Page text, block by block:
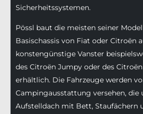
Sicherheitssystemen.
Pössl baut die meisten seiner
Basischassis von Fiat oder Citroën
konstengünstige Vanster
des Citroën Jumpy oder des
erhältlich. Die Fahrzeuge werden
Campingausstattung versehen, die
Aufstelldach mit Bett, Staufächern